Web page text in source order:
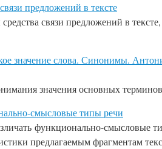
предложений в тексте
связи предложений в
значение слова. Синонимы.
значения основных
смысловые типы речи
функционально-смысловые
предлагаемым фрагментам